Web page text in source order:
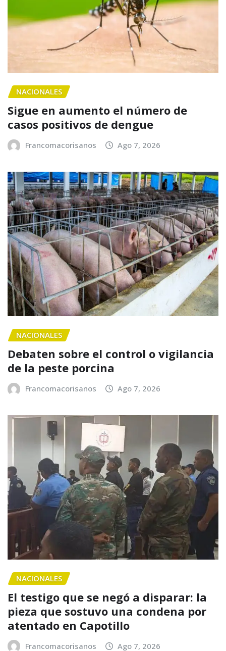
NACIONALES
Sigue en aumento el número de
casos positivos de dengue
Francomacorisanos Ago 7, 2026
NACIONALES
Debaten sobre el control o vigilancia
de la peste porcina
Francomacorisanos Ago 7, 2026
NACIONALES
El testigo que se negó a disparar: la
pieza que sostuvo una condena por
atentado en Capotillo
Francomacorisanos Ago 7, 2026